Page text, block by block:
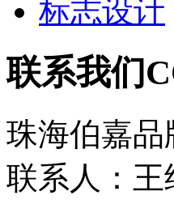
标志设计
联系我们
珠海伯嘉
联系人：王